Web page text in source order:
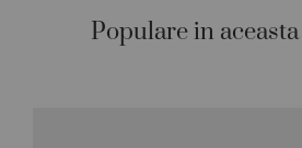
Populare in